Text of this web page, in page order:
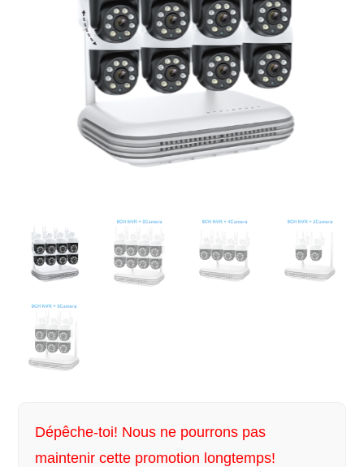
Dépêche-toi! Nous ne pourrons pas
maintenir cette promotion longtemps!